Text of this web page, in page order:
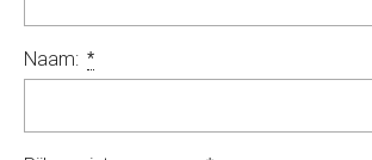
Naam: *